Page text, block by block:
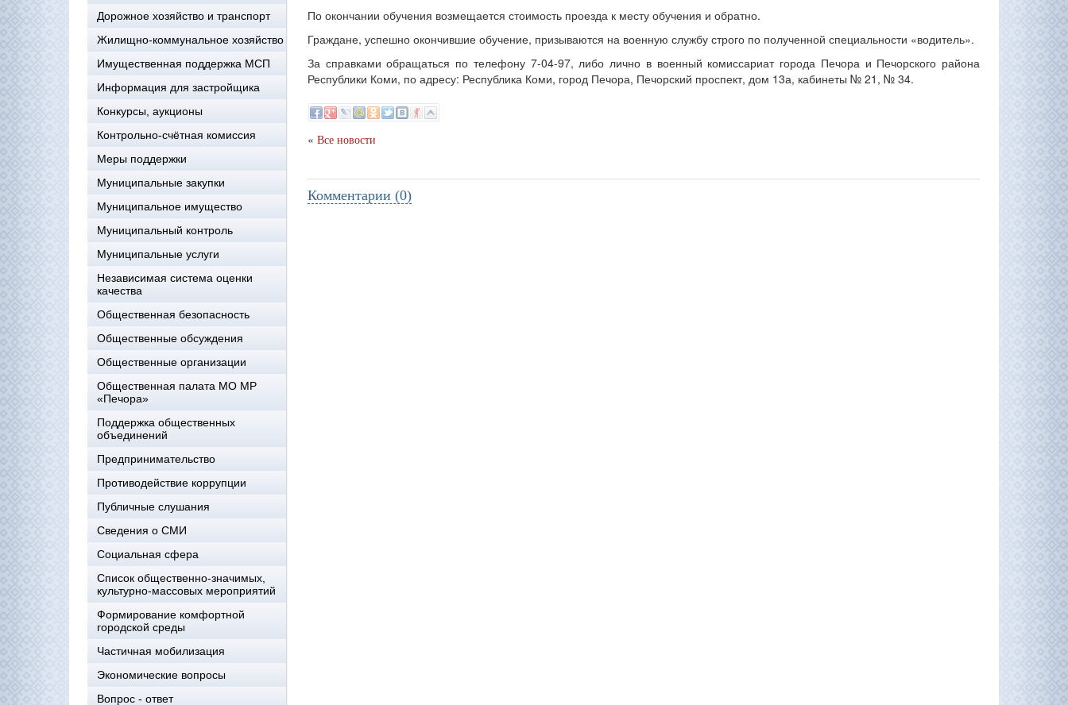
Дорожное хозяйство и транспорт
Жилищно-коммунальное хозяйство
Имущественная поддержка МСП
Информация для застройщика
Конкурсы, аукционы
Контрольно-счётная комиссия
Меры поддержки
Муниципальные закупки
Муниципальное имущество
Муниципальный контроль
Муниципальные услуги
Независимая система оценки
качества
Общественная безопасность
Общественные обсуждения
Общественные организации
Общественная палата МО МР
«Печора»
Поддержка общественных
объединений
Предпринимательство
Противодействие коррупции
Публичные слушания
Сведения о СМИ
Социальная сфера
Список общественно-значимых,
культурно-массовых мероприятий
Формирование комфортной
городской среды
Частичная мобилизация
Экономические вопросы
Вопрос - ответ
По окончании обучения возмещается стоимость проезда к месту обучения и обратно.
Граждане, успешно окончившие обучение, призываются на военную службу строго по полученной специальности «водитель».
За справками обращаться по телефону 7-04-97, либо лично в военный комиссариат города Печора и Печорского района
Республики Коми, по адресу: Республика Коми, город Печора, Печорский проспект, дом 13а, кабинеты № 21, № 34.
« Все новости
Комментарии (0)